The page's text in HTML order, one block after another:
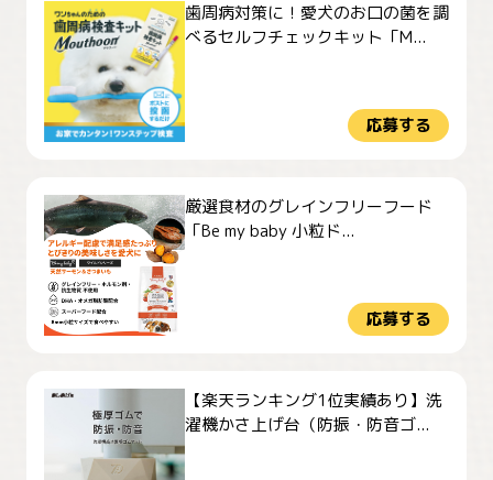
歯周病対策に！愛犬のお口の菌を調
べるセルフチェックキット「M...
応募する
厳選食材のグレインフリーフード
「Be my baby 小粒ド...
応募する
【楽天ランキング1位実績あり】洗
濯機かさ上げ台（防振・防音ゴ...